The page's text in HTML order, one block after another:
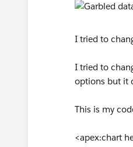
I tried to
I tried to
options but it
This is my
<apex:chart